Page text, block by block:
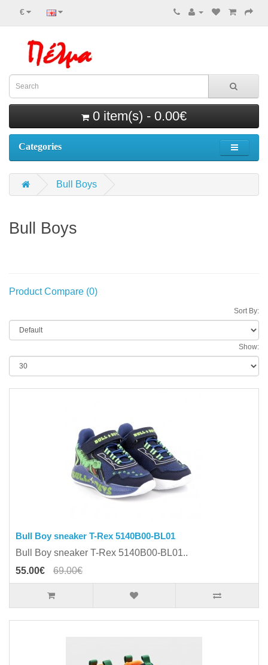
€
0 item(s) - 0.00€
Categories
Bull Boys
Bull Boys
Product Compare (0)
Sort By:
Show:
Bull Boy sneaker T-Rex 5140B00-BL01
Bull Boy sneaker T-Rex 5140B00-BL01..
55.00€
69.00€